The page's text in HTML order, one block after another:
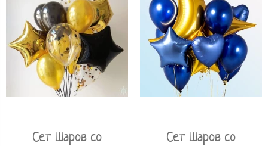
Сет Шаров со
Сет Шаров со